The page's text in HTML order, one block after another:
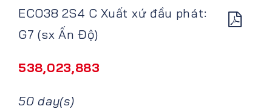
ECO38 2S4 C Xuất xứ đầu phát:
G7 (sx Ấn Độ)
538,023,883
50 day(s)